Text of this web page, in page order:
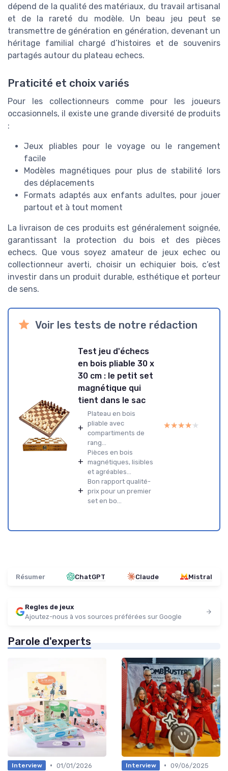
dépend de la qualité des matériaux, du travail artisanal
et de la rareté du modèle. Un beau jeu peut se
transmettre de génération en génération, devenant un
héritage familial chargé d’histoires et de souvenirs
partagés autour du plateau echecs.
Praticité et choix variés
Pour les collectionneurs comme pour les joueurs
occasionnels, il existe une grande diversité de produits
:
Jeux pliables pour le voyage ou le rangement
facile
Modèles magnétiques pour plus de stabilité lors
des déplacements
Formats adaptés aux enfants adultes, pour jouer
partout et à tout moment
La livraison de ces produits est généralement soignée,
garantissant la protection du bois et des pièces
echecs. Que vous soyez amateur de jeux echec ou
collectionneur averti, choisir un echiquier bois, c’est
investir dans un produit durable, esthétique et porteur
de sens.
Voir les tests de notre rédaction
Test jeu d'échecs
en bois pliable 30 x
30 cm : le petit set
magnétique qui
tient dans le sac
+
Plateau en bois
pliable avec
compartiments de
rang...
+
Pièces en bois
magnétiques, lisibles
et agréables...
+
Bon rapport qualité-
prix pour un premier
set en bo...
★★★★★
★★★★★
Résumer ChatGPT Claude Mistral
Regles de jeux
Ajoutez-nous à vos sources préférées sur Google
Parole d'experts
Interview • 01/01/2026
Interview • 09/06/2025